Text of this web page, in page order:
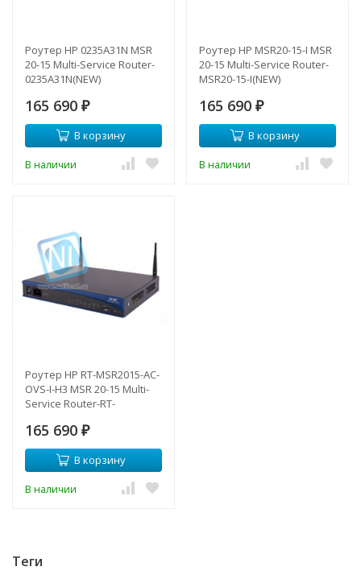
Роутер HP 0235A31N MSR
20-15 Multi-Service Router-
0235A31N(NEW)
165 690 ₽
В корзину
В наличии
Роутер HP MSR20-15-I MSR
20-15 Multi-Service Router-
MSR20-15-I(NEW)
165 690 ₽
В корзину
В наличии
Роутер HP RT-MSR2015-AC-
OVS-I-H3 MSR 20-15 Multi-
Service Router-RT-
165 690 ₽
В корзину
В наличии
Теги